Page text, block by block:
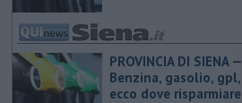
PROVINCIA DI SIENA — ​
Benzina, gasolio, gpl,
ecco dove risparmiare